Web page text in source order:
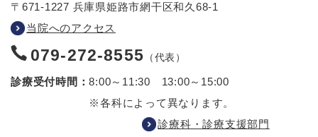
〒671-1227 兵庫県姫路市網干区和久68-1
当院へのアクセス
079-272-8555 （代表）
診療受付時間：8:00～11:30 13:00～15:00
※各科によって異なります。
診療科・診療支援部門